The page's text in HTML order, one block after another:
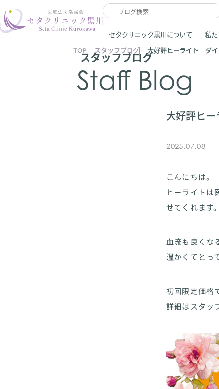
セタクリニック黒川について 私
スタッフブログ
Staff Blog
TOP スタッフブログ 大好評ヒーライト ダイ
大好評ヒ
2025.07.08
こんにちは。
ヒーライトは
せてくれます。
血流も良くな
温かくてとっ
初回限定価格
詳細はスタッ